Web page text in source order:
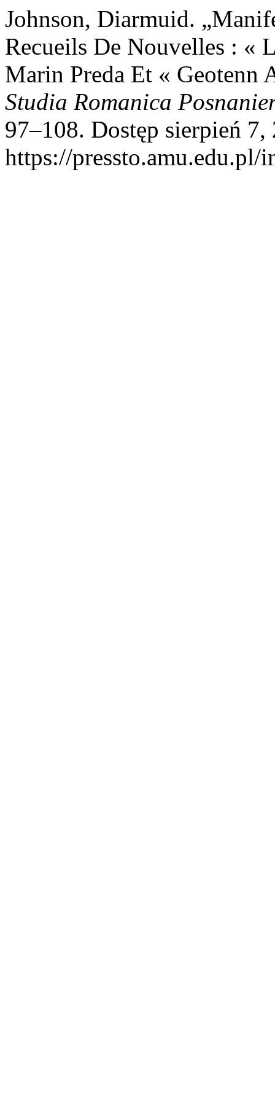
Johnson, Diarmuid.
Recueils De Nouvelles : «
Marin Preda Et « Geotenn
Studia Romanica
97–108. Dostęp sierpień 7,
https://